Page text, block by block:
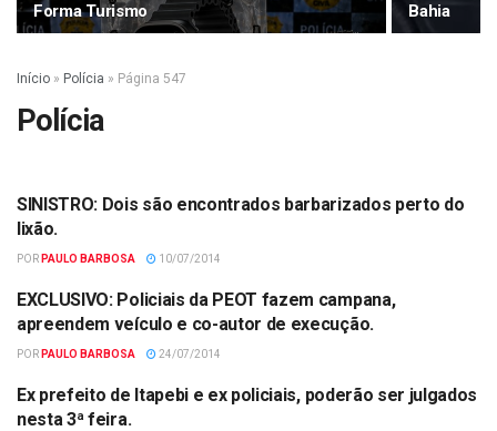
Forma Turismo
Bahia
Início » Polícia » Página 547
Polícia
POLÍCIA
SINISTRO: Dois são encontrados barbarizados perto do
lixão.
POR PAULO BARBOSA 10/07/2014
POLÍCIA
EXCLUSIVO: Policiais da PEOT fazem campana,
apreendem veículo e co-autor de execução.
POR PAULO BARBOSA 24/07/2014
JUSTIÇA
Ex prefeito de Itapebi e ex policiais, poderão ser julgados
nesta 3ª feira.